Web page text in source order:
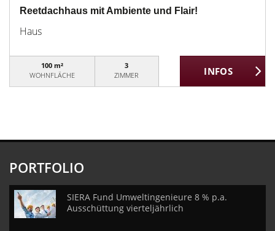
Reetdachhaus mit Ambiente und Flair!
Haus
100 m²
WOHNFLÄCHE
3
ZIMMER
PORTFOLIO
SIERA Fund Umweltingenieure 8 % p.a.
Ausschüttung vierteljährlich